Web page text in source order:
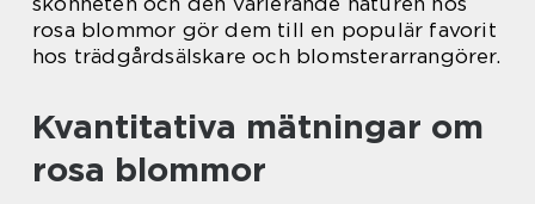
rosa blommor gör dem till en populär favorit
hos trädgårdsälskare och blomsterarrangörer.
Kvantitativa mätningar om
rosa blommor